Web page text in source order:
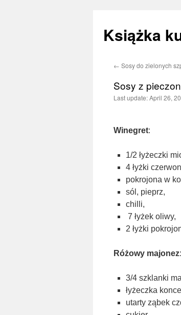
Książka
Skip
← Sosy do zielonych
Sosy z
Last update:April 26,
Winegret:
1/2 łyżeczki
4 łyżki
pokrojona w
sól, pieprz,
chilli,
7 łyżek oliwy,
2 łyżki
Różowy majonez:
3/4 szklanki
łyżeczka
utarty ząbek